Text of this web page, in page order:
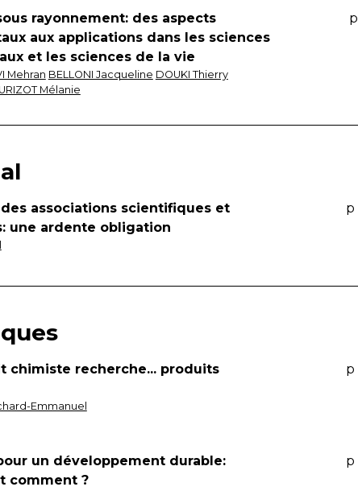
rayonnement: des aspects
aux applications dans les sciences
et les sciences de la vie
Mehran BELLONI Jacqueline DOUKI Thierry
Mélanie
associations scientifiques et
une ardente obligation
p
chimiste recherche... produits
Emmanuel
p
un développement durable:
comment ?
p